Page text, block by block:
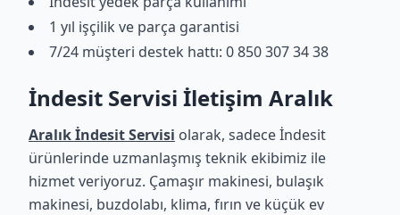
1 yıl işçilik ve parça garantisi
7/24 müşteri destek hattı: 0 850 307 34 38
İndesit Servisi İletişim Aralık
Aralık İndesit Servisi olarak, sadece İndesit
ürünlerinde uzmanlaşmış teknik ekibimiz ile
hizmet veriyoruz. Çamaşır makinesi, bulaşık
makinesi, buzdolabı, klima, fırın ve küçük ev